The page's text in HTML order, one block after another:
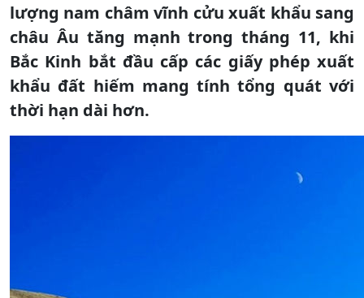
lượng nam châm vĩnh cửu xuất khẩu sang
châu Âu tăng mạnh trong tháng 11, khi
Bắc Kinh bắt đầu cấp các giấy phép xuất
khẩu đất hiếm mang tính tổng quát với
thời hạn dài hơn.